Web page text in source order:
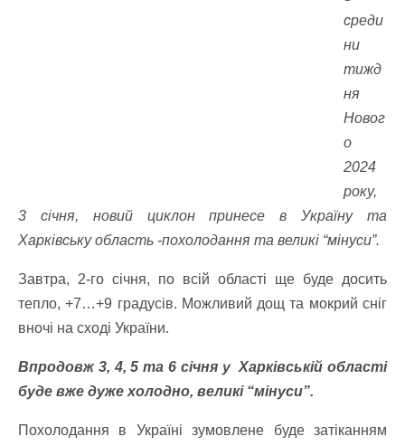
среди
ни
тижд
ня
Новог
о
2024
року,
3 січня, новий циклон принесе в Україну та
Харківську область -похолодання та великі “мінуси”.
Завтра, 2-го січня, по всій області ще буде досить
тепло, +7…+9 градусів. Можливий дощ та мокрий сніг
вночі на сході України.
Впродовж 3, 4, 5 та 6 січня у Харківській області
буде вже дуже холодно, великі “мінуси”.
Похолодання в Україні зумовлене буде затіканням